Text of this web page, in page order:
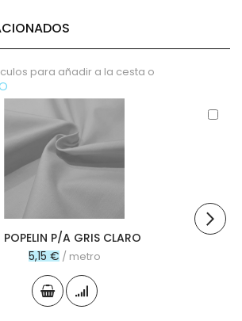
para añadir a la cesta o
POPELIN P/A GRIS CLARO
5,15 € / metro